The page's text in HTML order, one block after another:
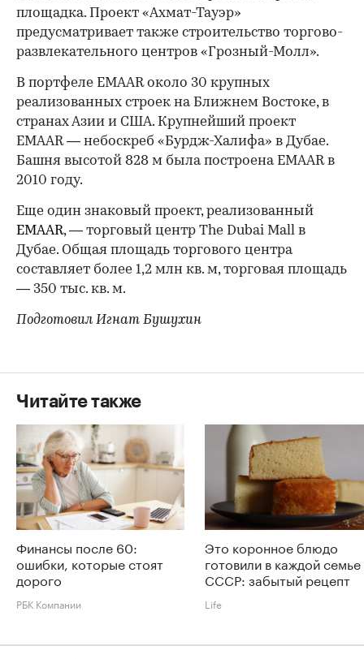
площадка. Проект «Ахмат-Тауэр»
предусматривает также строительство торгово-
развлекательного центров «Грозный-Молл».
В портфеле EMAAR около 30 крупных
реализованных строек на Ближнем Востоке, в
странах Азии и США. Крупнейший проект
EMAAR — небоскреб «Бурдж-Халифа» в Дубае.
Башня высотой 828 м была построена EMAAR в
2010 году.
Еще один знаковый проект, реализованный
EMAAR, — торговый центр The Dubai Mall в
Дубае. Общая площадь торгового центра
составляет более 1,2 млн кв. м, торговая площадь
— 350 тыс. кв. м.
Подготовил Игнат Бушухин
Читайте также
Финансы после 60:
ошибки, которые стоят
дорого
РБК Компании
Это коронное блюдо
готовили в каждой семье
СССР: забытый рецепт
Life